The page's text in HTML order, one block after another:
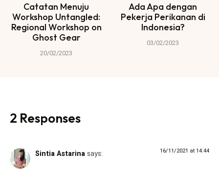
Catatan Menuju
Workshop Untangled:
Regional Workshop on
Ghost Gear
20/02/2023
Ada Apa dengan
Pekerja Perikanan di
Indonesia?
03/02/2023
2 Responses
Sintia Astarinasays: 16/11/2021 at 14:44